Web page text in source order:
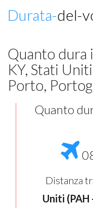
Durata-del-
Quanto dura
KY, Stati
Porto,
Quanto
Distanza
Uniti (PAH